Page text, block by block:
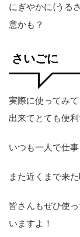
にぎやかに(うる
意かも？
さいごに
実際に使ってみ
出来てとても便利
いつも一人で仕
また近くまで来
皆さんもぜひ使
いますよ！